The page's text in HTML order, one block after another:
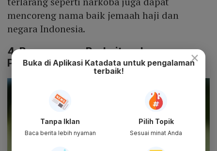
mencoreng nama baik jemaah haji dan
negara Indonesia.
4. Barang yang Berkaitan dengan
Perbuatan Syirik atau Sihir
×
Buka di Aplikasi Katadata untuk pengalaman
terbaik!
Tanpa Iklan
Baca berita lebih nyaman
Pilih Topik
Sesuai minat Anda